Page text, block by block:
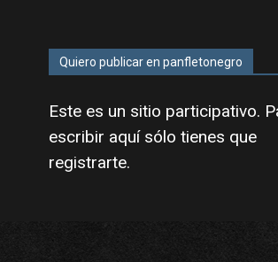
Quiero publicar en panfletonegro
Este es un sitio participativo.
escribir aquí sólo tienes que
registrarte.